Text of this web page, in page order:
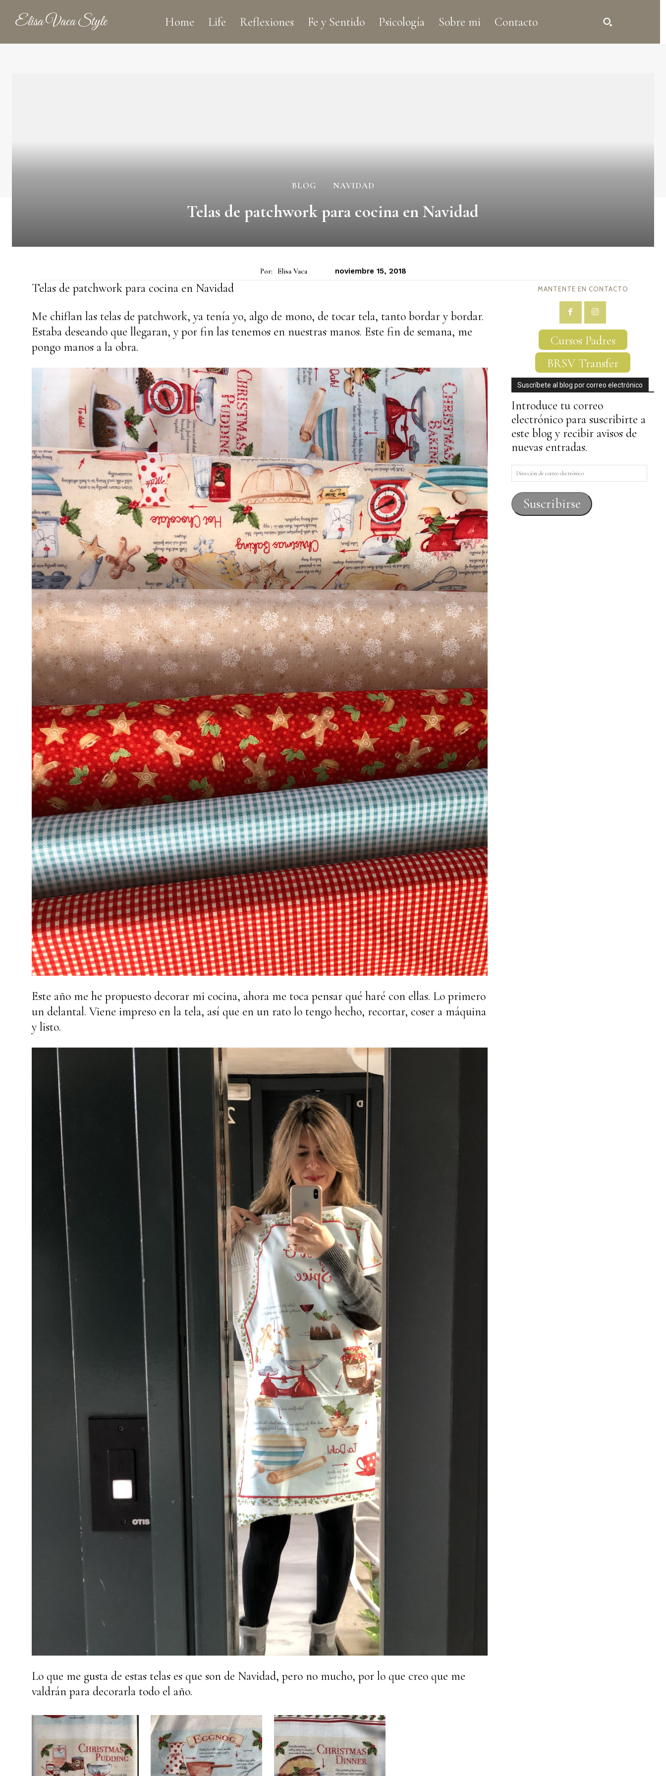
Elisa Vaca Style Home Life Reflexiones Fe y Sentido Psicología Sobre mi Contacto
BLOG NAVIDAD
Telas de patchwork para cocina en Navidad
Por: Elisa Vaca noviembre 15, 2018
Telas de patchwork para cocina en Navidad
Me chiflan las telas de patchwork, ya tenía yo, algo de mono, de tocar tela, tanto bordar y bordar.
Estaba deseando que llegaran, y por fin las tenemos en nuestras manos. Este fin de semana, me
pongo manos a la obra.
Este año me he propuesto decorar mi cocina, ahora me toca pensar qué haré con ellas. Lo primero
un delantal. Viene impreso en la tela, así que en un rato lo tengo hecho, recortar, coser a máquina
y listo.
Lo que me gusta de estas telas es que son de Navidad, pero no mucho, por lo que creo que me
valdrán para decorarla todo el año.
MANTENTE EN CONTACTO
Cursos Padres
BRSV Transfer
Suscríbete al blog por correo electrónico
Introduce tu correo
electrónico para suscribirte a
este blog y recibir avisos de
nuevas entradas.
Dirección
de
correo
electrónico
Suscribirse